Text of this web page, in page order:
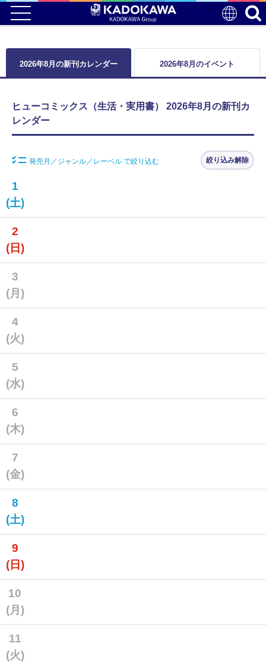
2026年8月の新刊カレンダー 2026年8月のイベント
ヒューコミックス（生活・実用書） 2026年8月の新刊カ
レンダー
発売月／ジャンル／レーベル で絞り込む 絞り込み解除
1
(土)
2
(日)
3
(月)
4
(火)
5
(水)
6
(木)
7
(金)
8
(土)
9
(日)
10
(月)
11
(火)